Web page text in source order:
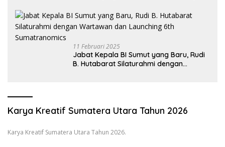
11 Februari 2025
Jabat Kepala BI Sumut yang Baru, Rudi
B. Hutabarat Silaturahmi dengan
Karya Kreatif Sumatera Utara Tahun 2026
Karya Kreatif Sumatera Utara Tahun 2026.